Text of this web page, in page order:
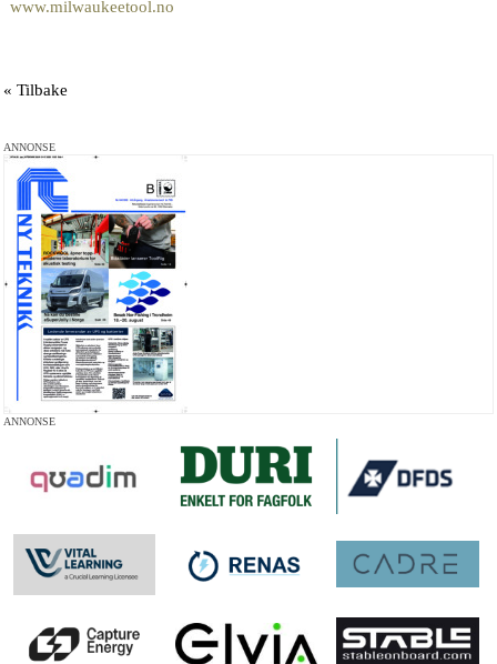
www.milwaukeetool.no
« Tilbake
ANNONSE
ANNONSE